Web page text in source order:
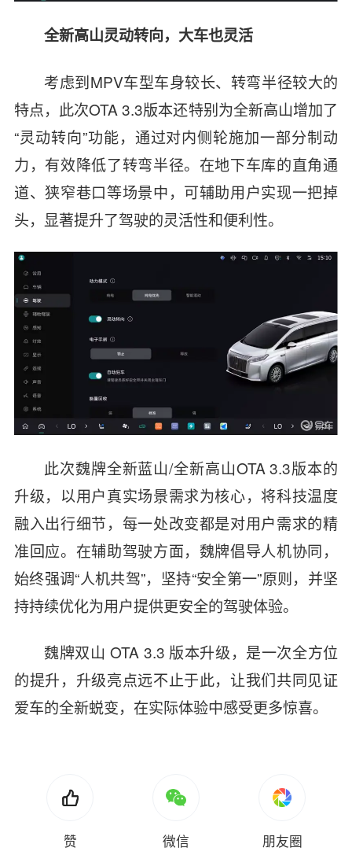
全新高山灵动转向，大车也灵活
考虑到MPV车型车身较长、转弯半径较大的
特点，此次OTA 3.3版本还特别为全新高山增加了
“灵动转向”功能，通过对内侧轮施加一部分制动
力，有效降低了转弯半径。在地下车库的直角通
道、狭窄巷口等场景中，可辅助用户实现一把掉
头，显著提升了驾驶的灵活性和便利性。
此次魏牌全新蓝山/全新高山OTA 3.3版本的
升级，以用户真实场景需求为核心，将科技温度
融入出行细节，每一处改变都是对用户需求的精
准回应。在辅助驾驶方面，魏牌倡导人机协同，
始终强调“人机共驾”，坚持“安全第一”原则，并坚
持持续优化为用户提供更安全的驾驶体验。
魏牌双山 OTA 3.3 版本升级，是一次全方位
的提升，升级亮点远不止于此，让我们共同见证
爱车的全新蜕变，在实际体验中感受更多惊喜。
赞 微信 朋友圈